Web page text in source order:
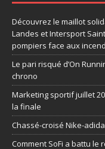
Découvrez le maillot
Landes et Intersport
pompiers face aux
Le pari risqué d’On
chrono
Marketing sportif juillet
la finale
Chassé-croisé Nike-
Comment SoFi a battu le